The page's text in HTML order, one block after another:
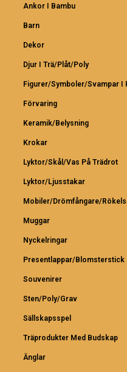
Ankor I Bambu
Barn
Dekor
Djur I Trä/Plåt/Poly
Figurer/Symboler/Svampar I
Förvaring
Keramik/Belysning
Krokar
Lyktor/Skål/Vas På Trädrot
Lyktor/Ljusstakar
Mobiler/Drömfångare/
Muggar
Nyckelringar
Presentlappar/Blomsterstick
Souvenirer
Sten/Poly/Grav
Sällskapsspel
Träprodukter Med Budskap
Änglar